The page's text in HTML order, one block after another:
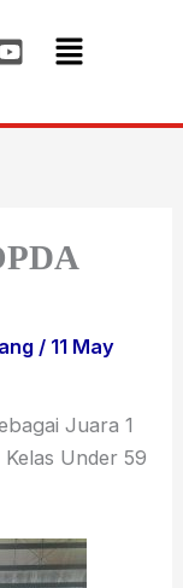
/ 11 May
Juara 1
Under 59